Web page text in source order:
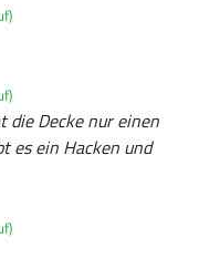
die Decke nur einen
es ein Hacken und